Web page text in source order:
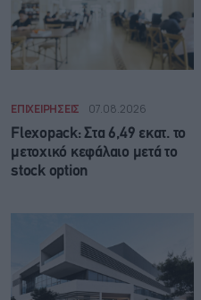
ΕΠΙΧΕΙΡΗΣΕΙΣ 07.08.2026
Flexopack: Στα 6,49 εκατ. το
μετοχικό κεφάλαιο μετά το
stock option